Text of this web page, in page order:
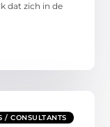
dat zich in de
/ CONSULTANTS